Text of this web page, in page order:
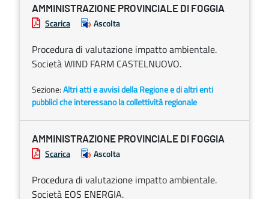
AMMINISTRAZIONE PROVINCIALE DI FOGGIA
Scarica Ascolta
Procedura di valutazione impatto ambientale.
Società WIND FARM CASTELNUOVO.
Sezione:Altri atti e avvisi della Regione e di altri enti
pubblici che interessano la collettività regionale
AMMINISTRAZIONE PROVINCIALE DI FOGGIA
Scarica Ascolta
Procedura di valutazione impatto ambientale.
Società EOS ENERGIA.